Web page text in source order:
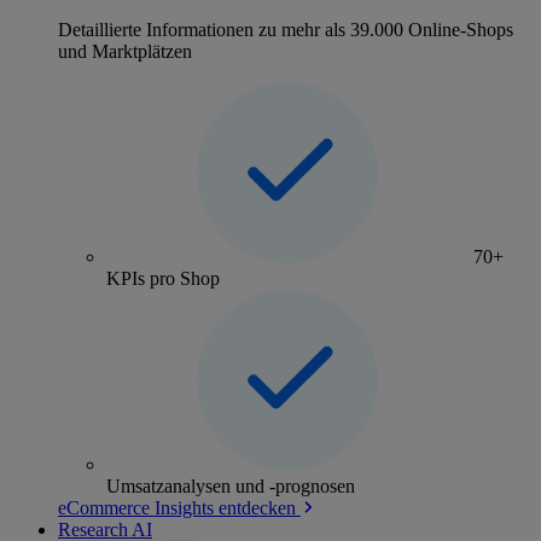
Detaillierte Informationen zu mehr als 39.000 Online-Shops
und Marktplätzen
70+
KPIs pro Shop
Umsatzanalysen und -prognosen
eCommerce Insights entdecken
Research AI